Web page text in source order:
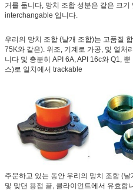
거를 둡니다, 망치 조합 성분은 같은 크기
interchangable 입니다.
우리의 망치 조합 (날개 조합)는 고품질
75K와 같은). 위조, 기계로 가공, 및 열처
니다 및 충분히 API 6A, API 16c와 Q1,
스)로 일치에서 trackable
주문하고 있는 동안 우리의 망치 조합 (
및 맞댄 용접 끝, 클라이언트에서 유효합